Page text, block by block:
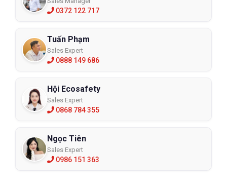
0372 122 717
Tuấn Phạm
Sales Expert
0888 149 686
Hội Ecosafety
Sales Expert
0868 784 355
Ngọc Tiên
Sales Expert
0986 151 363